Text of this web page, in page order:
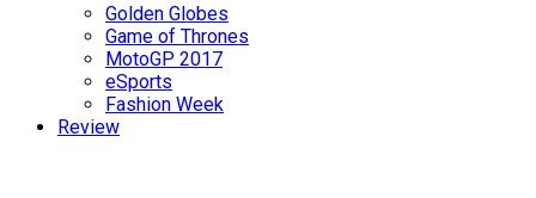
Golden Globes
Game of Thrones
MotoGP 2017
eSports
Fashion Week
Review